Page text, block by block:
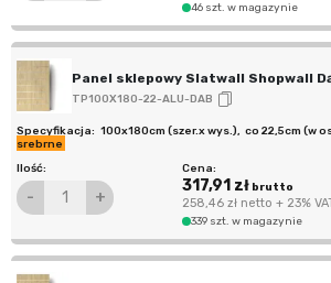
46 szt. w magazynie
Panel sklepowy Slatwall Shopwall
TP100X180-22-ALU-DAB
100x180cm (szer.x wys.), co 22,5cm (w
srebrne
- +
317,91 złbrutto
258,46 złnetto + 23%
339 szt. w magazynie